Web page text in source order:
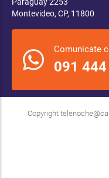
Montevideo, CP, 11800
Comunicate
091 444
Copyright